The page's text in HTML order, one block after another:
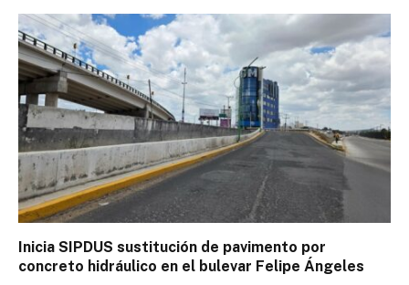
Inicia SIPDUS sustitución de pavimento por
concreto hidráulico en el bulevar Felipe Ángeles